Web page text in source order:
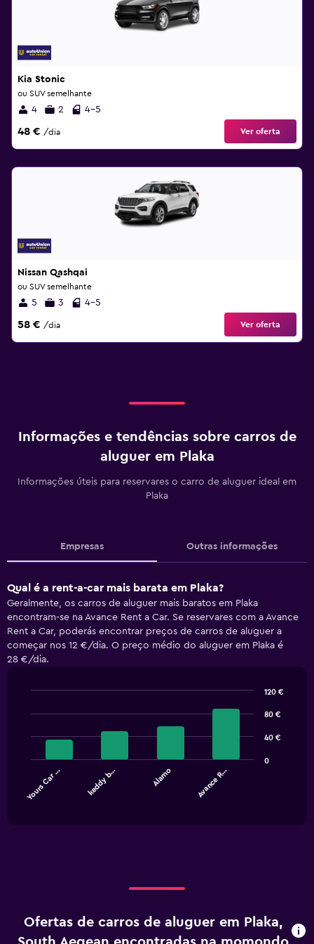
Kia Stonic
ou SUV semelhante
4 2 4-5
48 € /dia Ver oferta
Nissan Qashqai
ou SUV semelhante
5 3 4-5
58 € /dia Ver oferta
Informações e tendências sobre carros de
aluguer em Plaka
Informações úteis para reservares o carro de aluguer ideal em
Plaka
Empresas Outras informações
Qual é a rent-a-car mais barata em Plaka?
Geralmente, os carros de aluguer mais baratos em Plaka
encontram-se na Avance Rent a Car. Se reservares com a Avance
Rent a Car, poderás encontrar preços de carros de aluguer a
começar nos 12 €/dia. O preço médio do aluguer em Plaka é
28 €/dia.
chart
chart
The
chart
graphic.
Yours Car … keddy b… Alamo Avance R…
0
40 €
80 €
120 €
End
of
Ofertas de carros de aluguer em Plaka,